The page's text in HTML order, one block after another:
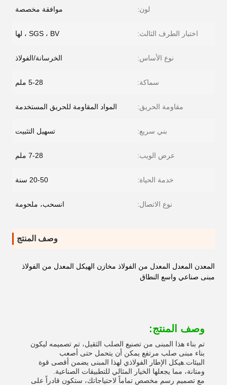
لون: موافقة مخصصة
اختبار الطرف الثالث: SGS ، BV ، لها
نوع الأساس: الخرسانة/الفولاذ
سماكة: 5-28 ملم
مقاومة الحريق: المواد المقاومة للحريق المستخدمة
بني سريع: تسهيل التثبيت
عرض الويب: 7-28 ملم
خدمة الحياة: 20-50 سنة
نوع الاتصال: انسحب، ملحومة
وصف المنتج
المعدن المعدل المعدل من الفولاذ مخازن الهيكل المعدل من الفولاذ
مبنى صناعي واسع النطاق
وصف المنتج:
تم بناء هذا المبنى من تصنيع الصلب الثقيل، تم تصميمه ليكون
بناء مبنى صلب مرتفع يمكن أن يتحمل حتى أصعب
البيئات.هيكل الإطار الفولاذي لهذا المبنى يضمن أقصى قوة
ومتانة، مما يجعلها الخيار المثالي للتطبيقات الصناعية.
مع تصميم رسم مخصص تماماً لاحتياجاتك، ستكون قادراً على